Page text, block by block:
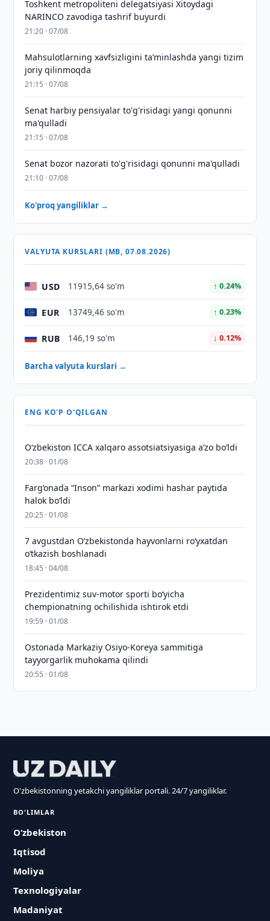
Toshkent metropoliteni delegatsiyasi Xitoydagi
NARINCO zavodiga tashrif buyurdi
21:20 · 07/08
Mahsulotlarning xavfsizligini taʼminlashda yangi tizim
joriy qilinmoqda
21:15 · 07/08
Senat harbiy pensiyalar to'g'risidagi yangi qonunni
ma'qulladi
21:15 · 07/08
Senat bozor nazorati to'g'risidagi qonunni ma'qulladi
21:10 · 07/08
Ko'proq yangiliklar →
VALYUTA KURSLARI (MB, 07.08.2026)
USD 11915,64 so'm ↑ 0.24%
EUR 13749,46 so'm ↑ 0.23%
RUB 146,19 so'm ↓ 0.12%
Barcha valyuta kurslari →
ENG KO'P O'QILGAN
O‘zbekiston ICCA xalqaro assotsiatsiyasiga aʼzo bo‘ldi
20:38 · 01/08
Farg‘onada “Inson” markazi xodimi hashar paytida
halok bo‘ldi
20:25 · 01/08
7 avgustdan O‘zbekistonda hayvonlarni ro‘yxatdan
o‘tkazish boshlanadi
18:45 · 04/08
Prezidentimiz suv-motor sporti bo‘yicha
chempionatning ochilishida ishtirok etdi
19:59 · 01/08
Ostonada Markaziy Osiyo-Koreya sammitiga
tayyorgarlik muhokama qilindi
20:55 · 01/08
O'zbekistonning yetakchi yangiliklar portali. 24/7 yangiliklar.
BO'LIMLAR
O‘zbekiston
Iqtisod
Moliya
Texnologiyalar
Madaniyat